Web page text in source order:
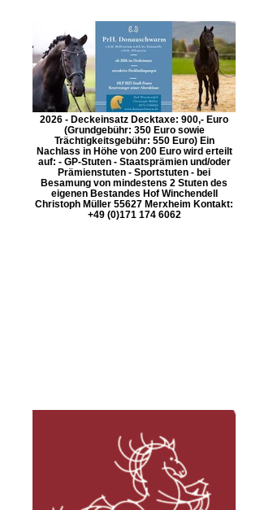
2026 - Deckeinsatz Decktaxe: 900,- Euro
(Grundgebühr: 350 Euro sowie
Trächtigkeitsgebühr: 550 Euro) Ein
Nachlass in Höhe von 200 Euro wird erteilt
auf: - GP-Stuten - Staatsprämien und/oder
Prämienstuten - Sportstuten - bei
Besamung von mindestens 2 Stuten des
eigenen Bestandes Hof Winchendell
Christoph Müller 55627 Merxheim Kontakt:
+49 (0)171 174 6062